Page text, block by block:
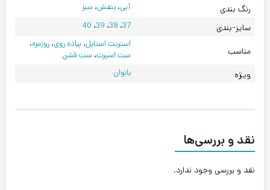
رنگ بندی آبی،بنفش،سبز
سایز-بندی 37، 38، 39، 40
مناسب
استریت استایل،پیاده روی،روزمره،
ست اسپرت،ست فشن
ویژه بانوان
نقد و بررسی‌ها
نقد و بررسی وجود ندارد.